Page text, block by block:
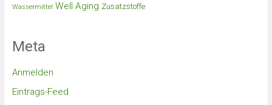
Wassermittel Well Aging Zusatzstoffe
Meta
Anmelden
Eintrags-Feed